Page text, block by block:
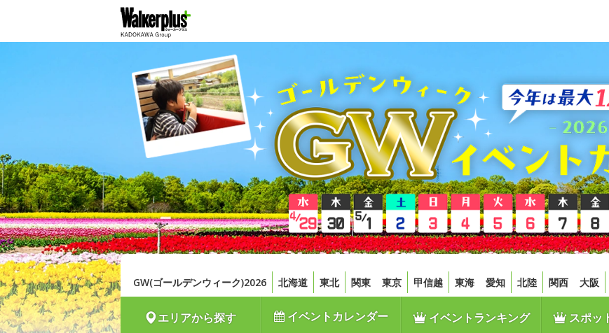
GW(ゴールデンウィーク)2026 北海道 東北 関東 東京 甲信越 東海 愛知 北陸 関西 大阪
エリアから探す イベントカレンダー イベントランキング スポッ